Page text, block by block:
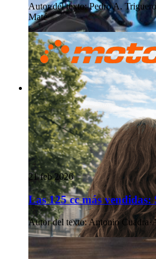
Autor del texto: Pedro A. Triguero
Maté
21 feb 2026
Las 125 cc más vendidas:
Autor del texto:Antonio Cuadra·